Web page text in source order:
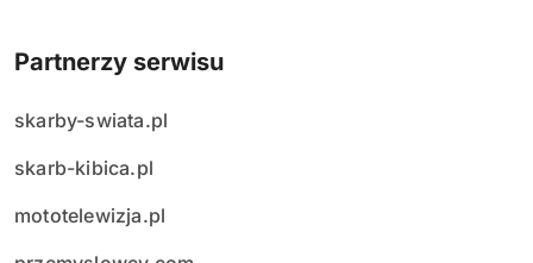
Partnerzy serwisu
skarby-swiata.pl
skarb-kibica.pl
mototelewizja.pl